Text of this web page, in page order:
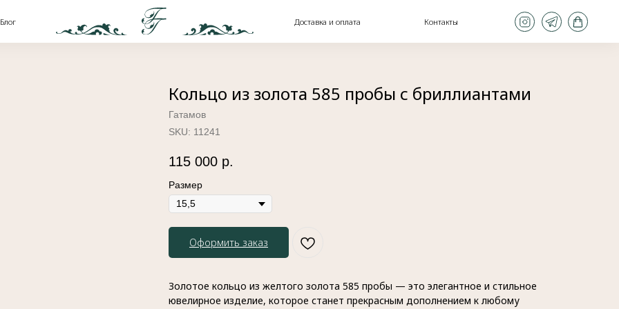
Контакты
Кольцо из золота 585 пробы с бриллиантами
Гатамов
SKU: 11241
115 000 р.
Размер
Оформить заказ
Золотое кольцо из желтого золота 585 пробы — это элегантное и стильное
ювелирное изделие, которое станет прекрасным дополнением к любому